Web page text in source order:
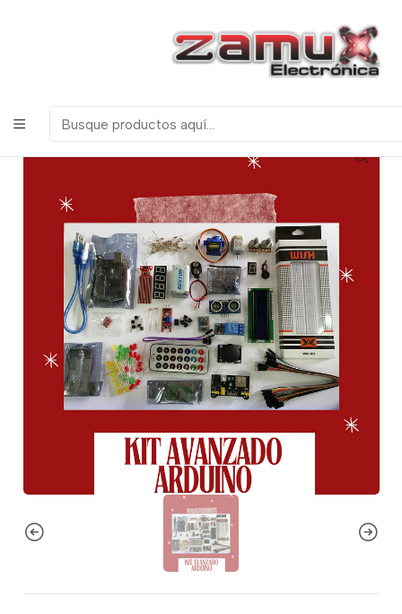
ELECTRONICOS, ROBOTICA & TECNOLOGIA
Productos
Arduino
KIT AVANZADO DE ARDUINO 139 PIEZAS